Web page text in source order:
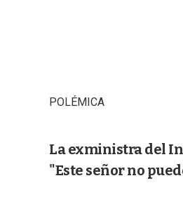
POLÉMICA
La exministra del
"Este señor no